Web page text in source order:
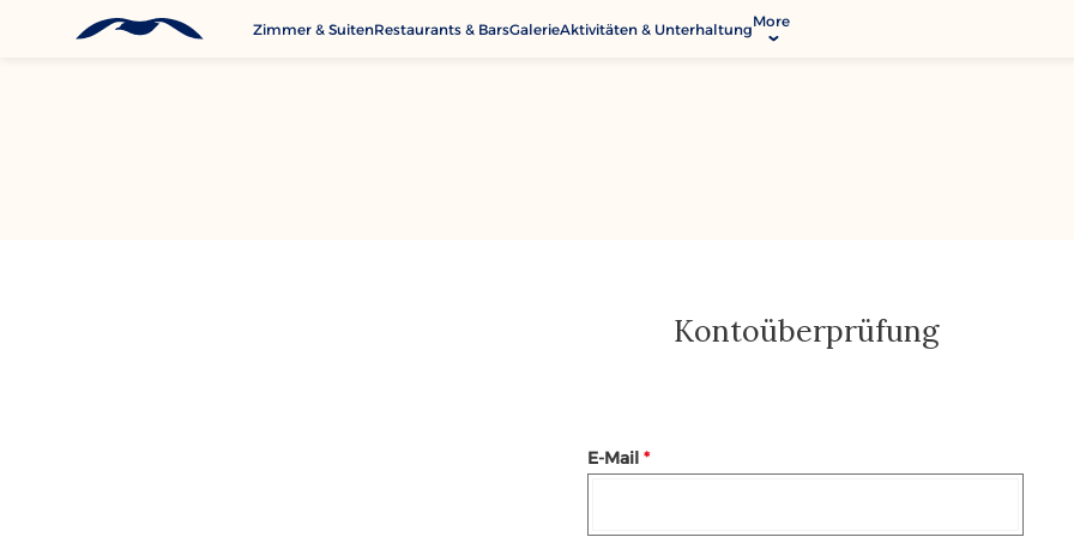
Zimmer & SuitenRestaurants & BarsGalerieAktivitäten & UnterhaltungMore
Kontoüberprüfung
E-Mail *